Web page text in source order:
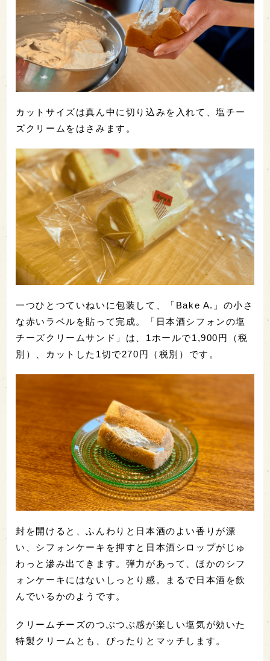
カットサイズは真ん中に切り込みを入れて、塩チー
ズクリームをはさみます。
一つひとつていねいに包装して、「Bake A.」の小さ
な赤いラベルを貼って完成。「日本酒シフォンの塩
チーズクリームサンド」は、1ホールで1,900円（税
別）、カットした1切で270円（税別）です。
封を開けると、ふんわりと日本酒のよい香りが漂
い、シフォンケーキを押すと日本酒シロップがじゅ
わっと滲み出てきます。弾力があって、ほかのシフ
ォンケーキにはないしっとり感。まるで日本酒を飲
んでいるかのようです。
クリームチーズのつぶつぶ感が楽しい塩気が効いた
特製クリームとも、ぴったりとマッチします。